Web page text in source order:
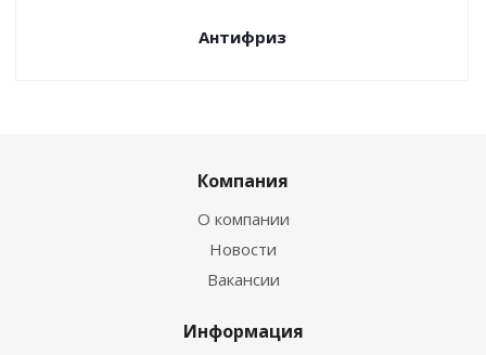
Антифриз
Компания
О компании
Новости
Вакансии
Информация